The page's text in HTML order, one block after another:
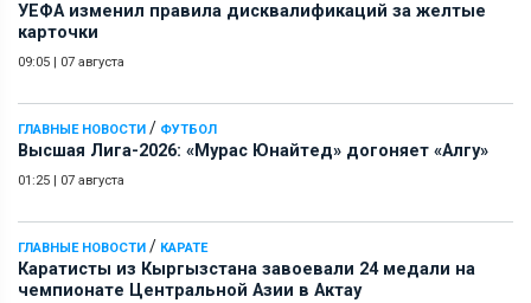
УЕФА изменил правила дисквалификаций за желтые
карточки
09:05 07 августа
ГЛАВНЫЕ НОВОСТИ / ФУТБОЛ
Высшая Лига-2026: «Мурас Юнайтед» догоняет «Алгу»
01:25 07 августа
ГЛАВНЫЕ НОВОСТИ / КАРАТЕ
Каратисты из Кыргызстана завоевали 24 медали на
чемпионате Центральной Азии в Актау